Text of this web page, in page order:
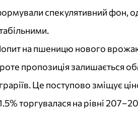
спекулятивний фон,
на пшеницю нового
пропозиція залишається
Це поступово зміщує
торгувалася на рівні